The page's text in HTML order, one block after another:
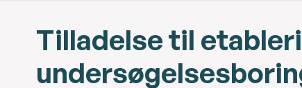
Tilladelse til